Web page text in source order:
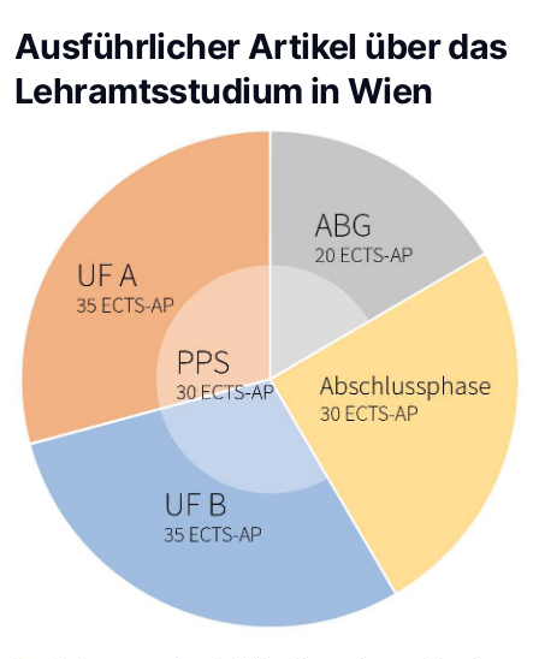
Ausführlicher Artikel über das
Lehramtsstudium in Wien